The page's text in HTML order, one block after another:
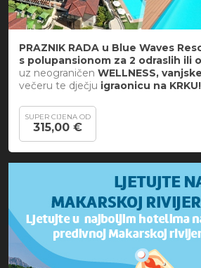
PRAZNIK RADA u Blue Waves
s polupansionom za 2 odraslih ili
uz neograničen WELLNESS,
večeru te dječju igraonicu na KRKU!
SUPER CIJENA OD
315,00 €